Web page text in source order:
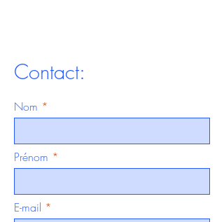
Contact:
Nom
Prénom
E-mail